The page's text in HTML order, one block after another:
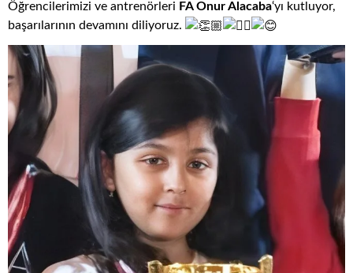
Öğrencilerimizi ve antrenörleri FA Onur Alacaba‘yı kutluyor,
başarılarının devamını diliyoruz.